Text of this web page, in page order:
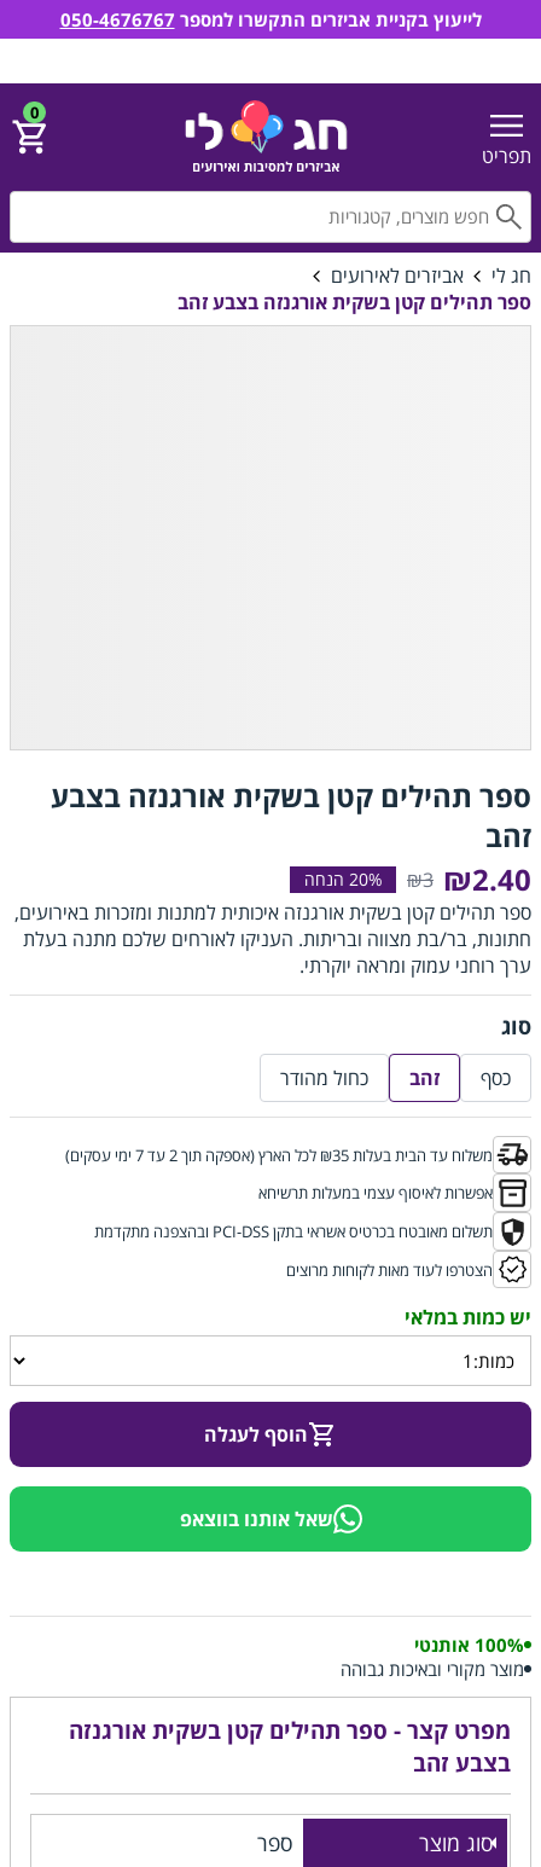
תפריט
0
חג לי
אביזרים לאירועים
ספר תהילים קטן בשקית אורגנזה בצבע זהב
ספר תהילים קטן בשקית אורגנזה בצבע
זהב
₪2.40
₪3
ספר תהילים קטן בשקית אורגנזה איכותית למתנות ומזכרות באירועים,
חתונות, בר/בת מצווה ובריתות. העניקו לאורחים שלכם מתנה בעלת
ערך רוחני עמוק ומראה יוקרתי.
סוג
כסף זהב כחול מהודר
משלוח עד הבית בעלות ₪35 לכל הארץ (אספקה תוך 2 עד 7 ימי עסקים)
אפשרות לאיסוף עצמי במעלות תרשיחא
תשלום מאובטח בכרטיס אשראי בתקן PCI-DSS ובהצפנה מתקדמת
הצטרפו לעוד מאות לקוחות מרוצים
הוסף לעגלה
שאל אותנו בווצאפ
100% אותנטי
מוצר מקורי ובאיכות גבוהה
מפרט קצר - ספר תהילים קטן בשקית אורגנזה
בצבע זהב
סוג מוצר ספר
לייעוץ בקניית אביזרים התקשרו למספר 050-4676767